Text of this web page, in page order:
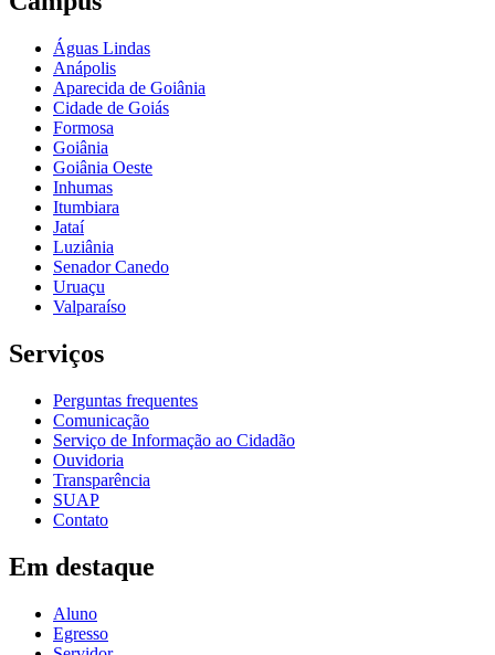
Águas Lindas
Anápolis
Aparecida de Goiânia
Cidade de Goiás
Formosa
Goiânia
Goiânia Oeste
Inhumas
Itumbiara
Jataí
Luziânia
Senador Canedo
Uruaçu
Valparaíso
Serviços
Perguntas frequentes
Comunicação
Serviço de Informação ao Cidadão
Ouvidoria
Transparência
SUAP
Contato
Em destaque
Aluno
Egresso